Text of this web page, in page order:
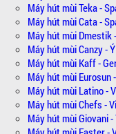
Máy hút mùi Teka -
Máy hút mùi Cata -
Máy hút mùi Dmestik
Máy hút mùi Canzy - Ý
Máy hút mùi Kaff -
Máy hút mùi Eurosun
Máy hút mùi Latino -
Máy hút mùi Chefs -
Máy hút mùi Giovani -